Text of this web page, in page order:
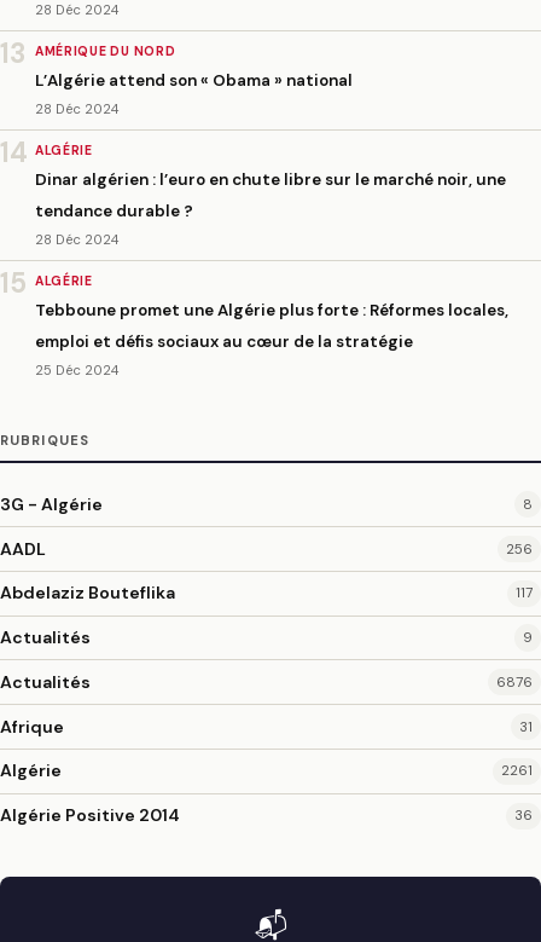
28 Déc 2024
13 AMÉRIQUE DU NORD
L’Algérie attend son « Obama » national
28 Déc 2024
14 ALGÉRIE
Dinar algérien : l’euro en chute libre sur le marché noir, une
tendance durable ?
28 Déc 2024
15 ALGÉRIE
Tebboune promet une Algérie plus forte : Réformes locales,
emploi et défis sociaux au cœur de la stratégie
25 Déc 2024
RUBRIQUES
3G - Algérie 8
AADL 256
Abdelaziz Bouteflika 117
Actualités 9
Actualités 6876
Afrique 31
Algérie 2261
Algérie Positive 2014 36
📬